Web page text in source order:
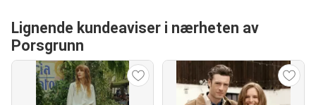
Lignende kundeaviser i nærheten av
Porsgrunn